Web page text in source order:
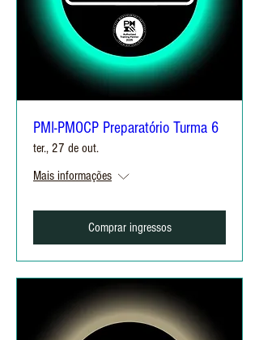
PMI-PMOCP Preparatório Turma 6
ter., 27 de out.
Mais informações
Comprar ingressos